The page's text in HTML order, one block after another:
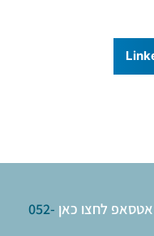
לחצו כאן 052-